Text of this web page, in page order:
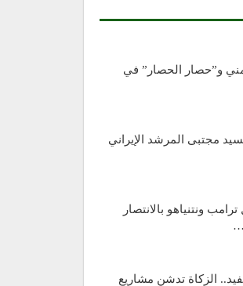
و”حصار الحصار” في
مجتبى المرشد الإيراني
ونتنياهو بالانتصار
الزكاة تدشن مشاريع